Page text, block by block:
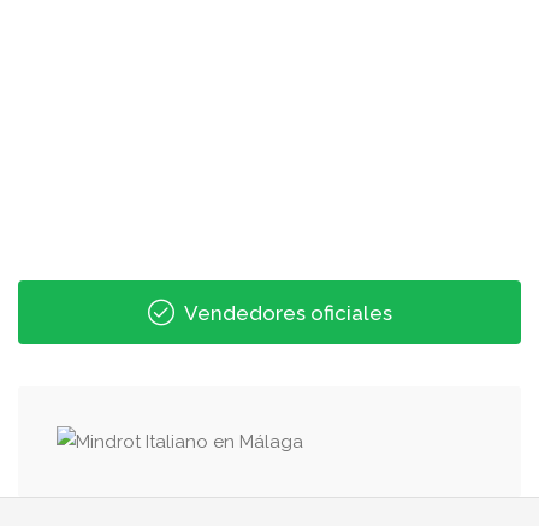
Vendedores oficiales